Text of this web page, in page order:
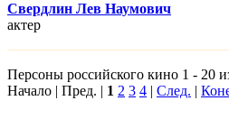
Свердлин Лев Наумович
актер
Персоны российского кино 1 - 20
Начало | Пред. | 1 2 3 4 | След. |